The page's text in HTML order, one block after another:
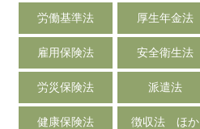
労働基準法 厚生年金法
雇用保険法 安全衛生法
労災保険法 派遣法
健康保険法 徴収法 ほか